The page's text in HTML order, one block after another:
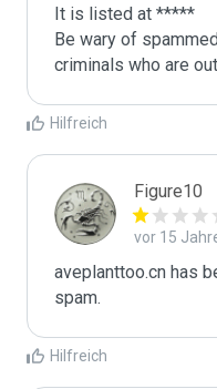
It is listed at *****
Be wary of
criminals who are
Hilfreich
Figure10
vor 15
aveplanttoo.cn has
spam.
Hilfreich